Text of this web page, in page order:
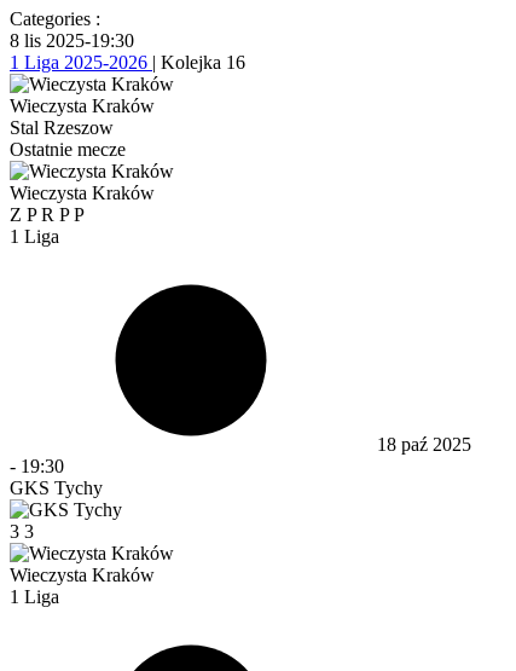
Categories :
8 lis 2025-19:30
1 Liga 2025-2026 | Kolejka 16
Wieczysta Kraków
Stal Rzeszow
Ostatnie mecze
Wieczysta Kraków
Z PR PP
1 Liga
18 paź 2025
- 19:30
GKS Tychy
3 3
Wieczysta Kraków
1 Liga